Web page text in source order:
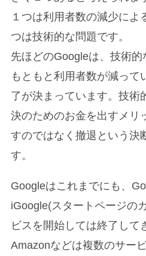
１つは利用者数の減少によ
つは技術的な問題です。
先ほどのGoogleは、技術的
もともと利用者数が減って
了が決まっています。技術
決のためのお金を出すメリ
すのではなく撤退という決
す。
Googleはこれまでにも、
iGoogle(スタートページの
ビスを開始しては終了して
Amazonなどは複数のサー